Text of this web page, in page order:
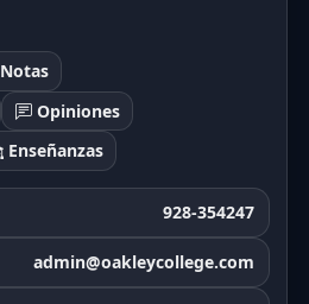
Notas
Opiniones
Enseñanzas
928-354247
admin@oakleycollege.com